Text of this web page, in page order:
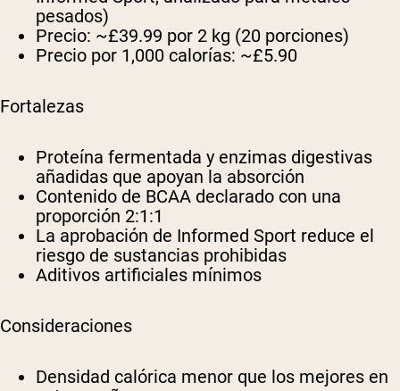
pesados)
Precio: ~£39.99 por 2 kg (20 porciones)
Precio por 1,000 calorías: ~£5.90
Fortalezas
Proteína fermentada y enzimas digestivas
añadidas que apoyan la absorción
Contenido de BCAA declarado con una
proporción 2:1:1
La aprobación de Informed Sport reduce el
riesgo de sustancias prohibidas
Aditivos artificiales mínimos
Consideraciones
Densidad calórica menor que los mejores en